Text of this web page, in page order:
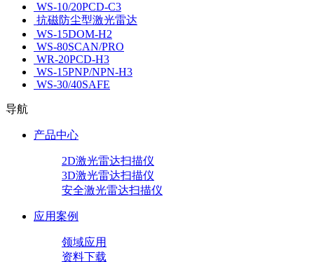
WS-10/20PCD-C3
抗磁防尘型激光雷达
WS-15DOM-H2
WS-80SCAN/PRO
WR-20PCD-H3
WS-15PNP/NPN-H3
WS-30/40SAFE
导航
产品中心
2D激光雷达扫描仪
3D激光雷达扫描仪
安全激光雷达扫描仪
应用案例
领域应用
资料下载